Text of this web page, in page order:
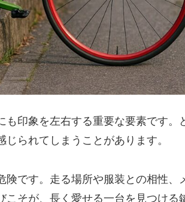
も印象を左右する重要な要素です。
られてしまうことがあります。
険です。走る場所や服装との相性、
そが、長く愛せる一台を見つける